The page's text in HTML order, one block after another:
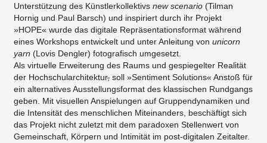
Unterstützung des Künstlerkollektivs new scenario (Tilman
Hornig und Paul Barsch) und inspiriert durch ihr Projekt
»HOPE« wurde das digitale Repräsentationsformat während
eines Workshops entwickelt und unter Anleitung von unicorn
yarn (Lovis Dengler) fotografisch umgesetzt.
​Als virtuelle Erweiterung des Raums und gespiegelter Realität
der Hochschularchitektur, soll »Sentiment Solutions« Anstoß für
ein alternatives Ausstellungsformat des klassischen Rundgangs
geben. Mit visuellen Anspielungen auf Gruppendynamiken und
die Intensität des menschlichen Miteinanders, beschäftigt sich
das Projekt nicht zuletzt mit dem paradoxen Stellenwert von
Gemeinschaft, Körpern und Intimität im post-digitalen Zeitalter.